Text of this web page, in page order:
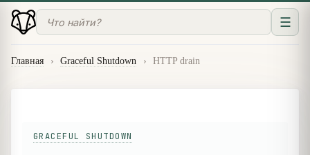
☰
Главная › Graceful Shutdown › HTTP drain
GRACEFUL SHUTDOWN